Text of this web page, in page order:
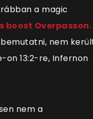
a magic
boost Overpasson.
nem
on 13:2-re, Infernon
nem a